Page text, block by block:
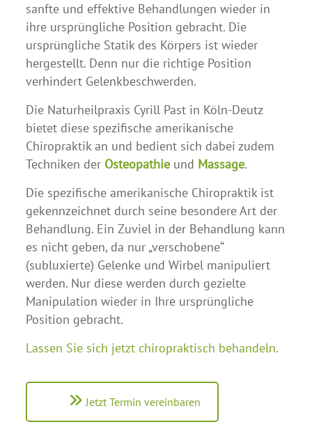
sanfte und effektive Behandlungen wieder in
ihre ursprüngliche Position gebracht. Die
ursprüngliche Statik des Körpers ist wieder
hergestellt. Denn nur die richtige Position
verhindert Gelenkbeschwerden.
Die Naturheilpraxis Cyrill Past in Köln-Deutz
bietet diese spezifische amerikanische
Chiropraktik an und bedient sich dabei zudem
Techniken der Osteopathieund Massage.
Die spezifische amerikanische Chiropraktik ist
gekennzeichnet durch seine besondere Art der
Behandlung. Ein Zuviel in der Behandlung kann
es nicht geben, da nur „verschobene“
(subluxierte) Gelenke und Wirbel manipuliert
werden. Nur diese werden durch gezielte
Manipulation wieder in Ihre ursprüngliche
Position gebracht.
Lassen Sie sich jetzt chiropraktisch behandeln.
Jetzt Termin vereinbaren